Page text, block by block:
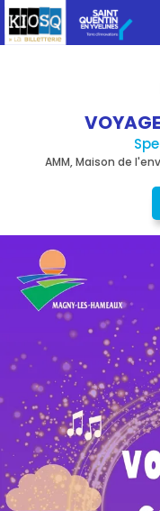
AMM, Maison de